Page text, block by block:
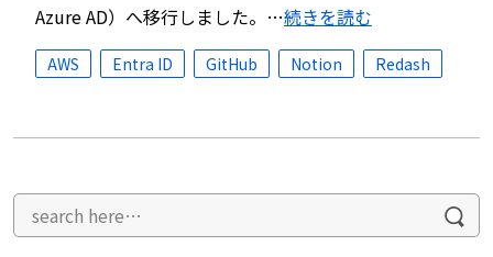
Azure AD）へ移行しました。…続きを読む
AWS Entra ID GitHub Notion Redash